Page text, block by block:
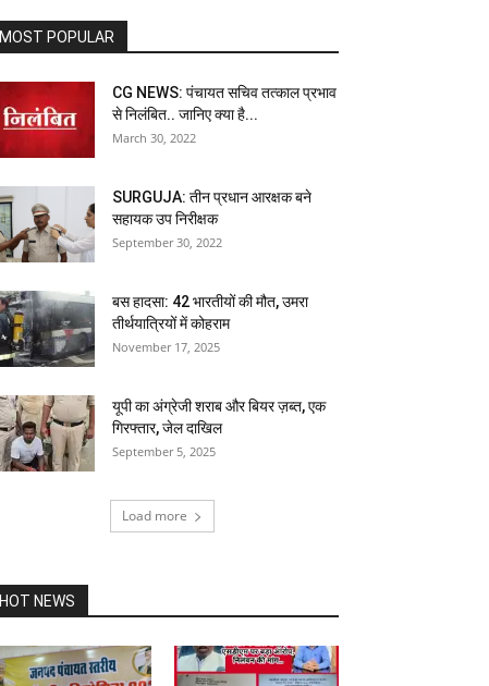
MOST POPULAR
CG NEWS: पंचायत सचिव तत्काल प्रभाव
से निलंबित.. जानिए क्या है...
March 30, 2022
SURGUJA: तीन प्रधान आरक्षक बने
सहायक उप निरीक्षक
September 30, 2022
बस हादसा: 42 भारतीयों की मौत, उमरा
तीर्थयात्रियों में कोहराम
November 17, 2025
यूपी का अंग्रेजी शराब और बियर ज़ब्त, एक
गिरफ्तार, जेल दाखिल
September 5, 2025
Load more
HOT NEWS